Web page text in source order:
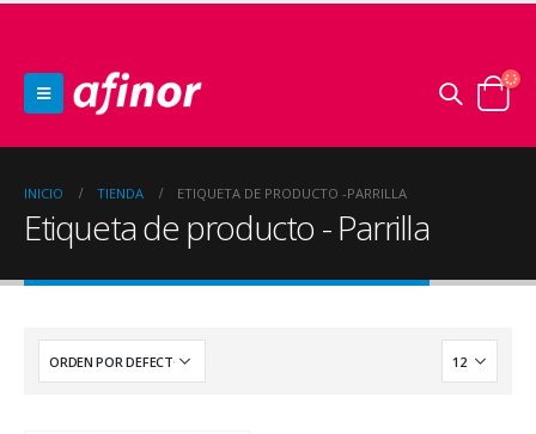
INICIO TIENDA ETIQUETA DE PRODUCTO -PARRILLA
Etiqueta de producto - Parrilla